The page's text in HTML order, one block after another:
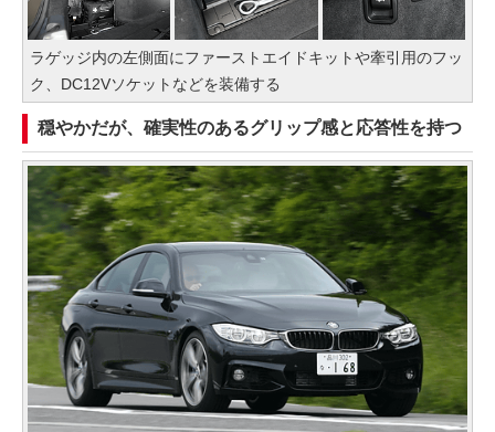
ラゲッジ内の左側面にファーストエイドキットや牽引用のフッ
ク、DC12Vソケットなどを装備する
穏やかだが、確実性のあるグリップ感と応答性を持つ